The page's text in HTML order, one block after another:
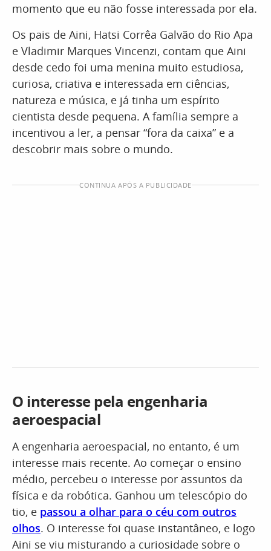
momento que eu não fosse interessada por ela.
Os pais de Aini, Hatsi Corrêa Galvão do Rio Apa
e Vladimir Marques Vincenzi, contam que Aini
desde cedo foi uma menina muito estudiosa,
curiosa, criativa e interessada em ciências,
natureza e música, e já tinha um espírito
cientista desde pequena. A família sempre a
incentivou a ler, a pensar “fora da caixa” e a
descobrir mais sobre o mundo.
CONTINUA APÓS A PUBLICIDADE
O interesse pela engenharia
aeroespacial
A engenharia aeroespacial, no entanto, é um
interesse mais recente. Ao começar o ensino
médio, percebeu o interesse por assuntos da
física e da robótica. Ganhou um telescópio do
tio, e passou a olhar para o céu com outros
olhos. O interesse foi quase instantâneo, e logo
Aini se viu misturando a curiosidade sobre o